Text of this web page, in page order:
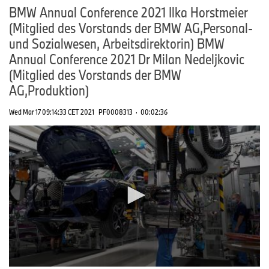
BMW Annual Conference 2021 Ilka Horstmeier
(Mitglied des Vorstands der BMW AG,Personal-
und Sozialwesen, Arbeitsdirektorin) BMW
Annual Conference 2021 Dr Milan Nedeljkovic
(Mitglied des Vorstands der BMW
AG,Produktion)
Wed Mar 17 09:14:33 CET 2021 PF0008313 · 00:02:36